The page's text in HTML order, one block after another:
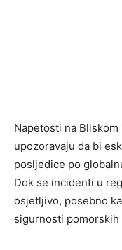
Napetosti na
upozoravaju da bi
posljedice po
Dok se incidenti u
osjetljivo, posebno
sigurnosti pomorskih